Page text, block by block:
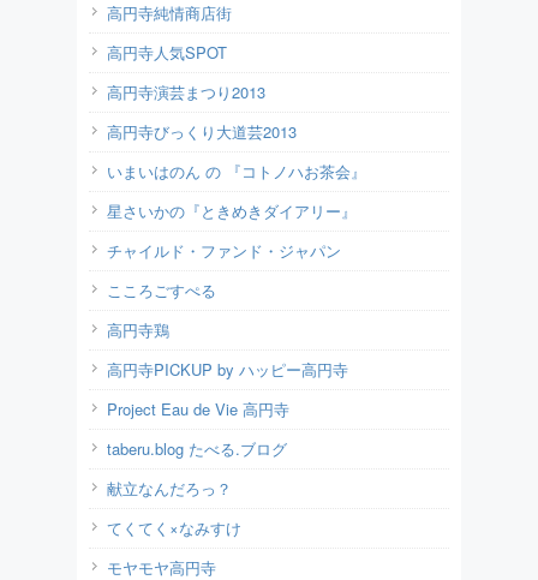
高円寺純情商店街
高円寺人気SPOT
高円寺演芸まつり2013
高円寺びっくり大道芸2013
いまいはのん の 『コトノハお茶会』
星さいかの『ときめきダイアリー』
チャイルド・ファンド・ジャパン
こころごすぺる
高円寺鶏
高円寺PICKUP by ハッピー高円寺
Project Eau de Vie 高円寺
taberu.blog たべる.ブログ
献立なんだろっ？
てくてく×なみすけ
モヤモヤ高円寺